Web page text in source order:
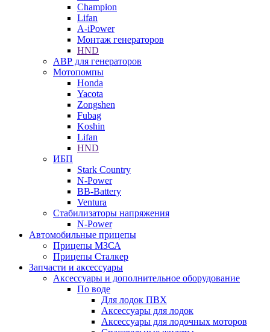
Champion
Lifan
A-iPower
Монтаж генераторов
HND
АВР для генераторов
Мотопомпы
Honda
Yacota
Zongshen
Fubag
Koshin
Lifan
HND
ИБП
Stark Country
N-Power
BB-Battery
Ventura
Стабилизаторы напряжения
N-Power
Автомобильные прицепы
Прицепы МЗСА
Прицепы Сталкер
Запчасти и аксессуары
Аксессуары и дополнительное оборудование
По воде
Для лодок ПВХ
Аксессуары для лодок
Аксессуары для лодочных моторов